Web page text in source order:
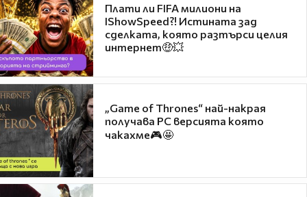
Плати ли FIFA милиони на
IShowSpeed?! Истината зад
сделката, която разтърси целия
интернет🤑💥
„Game of Thrones“ най-накрая
получава PC версията която
чакахме🎮🤩